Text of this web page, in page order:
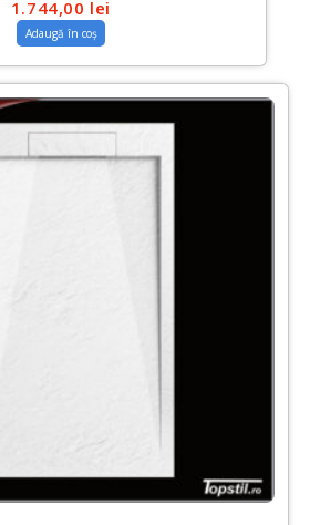
1.744,00 lei
Adaugă în coș